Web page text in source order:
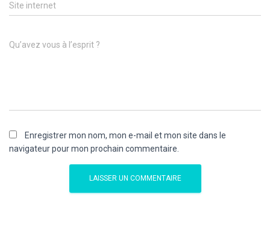
Site internet
Qu’avez vous à l’esprit ?
Enregistrer mon nom, mon e-mail et mon site dans le
navigateur pour mon prochain commentaire.